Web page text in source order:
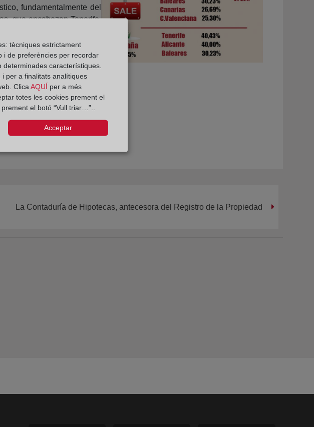
fundamentalmente del
que encabezan Tenerife,
La Contaduría de Hipotecas, antecesora del Registro de la Propiedad
tècniques estrictament
i de preferències per recordar
característiques.
per a finalitats analítiques
Clica AQUÍ per a més
totes les cookies prement el
el botó “Vull triar…”..
Acceptar